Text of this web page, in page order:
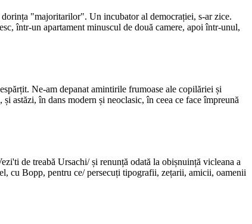
"majoritarilor". Un incubator al democrației, s-ar zice.
într-un apartament minuscul de două camere, apoi într-unul,
Ne-am depanat amintirile frumoase ale copilăriei și
astăzi, în dans modern și neoclasic, în ceea ce face împreună
de treabă Ursachi/ și renunță odată la obișnuință vicleana a
cu Bopp, pentru ce/ persecuți tipografii, zețarii, amicii, oamenii